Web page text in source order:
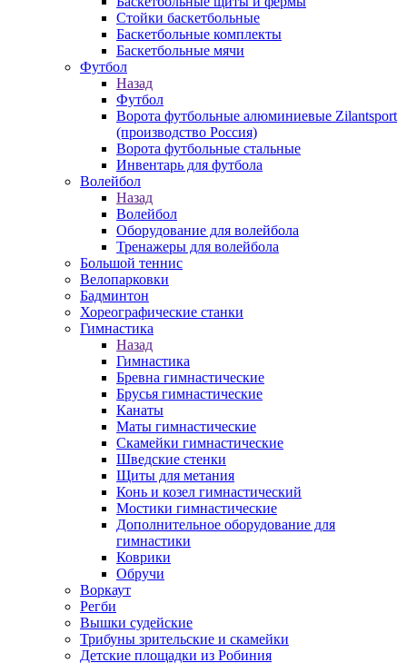
Стойки баскетбольные
Баскетбольные комплекты
Баскетбольные мячи
Футбол
Назад
Футбол
Ворота футбольные алюминиевые Zilantsport
(производство Россия)
Ворота футбольные стальные
Инвентарь для футбола
Волейбол
Назад
Волейбол
Оборудование для волейбола
Тренажеры для волейбола
Большой теннис
Велопарковки
Бадминтон
Хореографические станки
Гимнастика
Назад
Гимнастика
Бревна гимнастические
Брусья гимнастические
Канаты
Маты гимнастические
Скамейки гимнастические
Шведские стенки
Щиты для метания
Конь и козел гимнастический
Мостики гимнастические
Дополнительное оборудование для
гимнастики
Коврики
Обручи
Воркаут
Регби
Вышки судейские
Трибуны зрительские и скамейки
Детские площадки из Робиния